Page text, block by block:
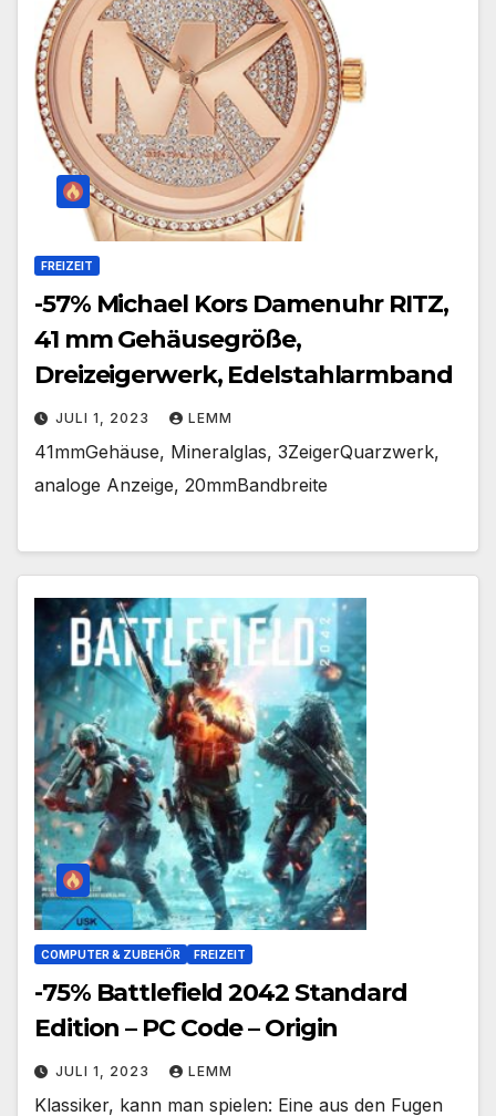
FREIZEIT
-57% Michael Kors Damenuhr RITZ,
41 mm Gehäusegröße,
Dreizeigerwerk, Edelstahlarmband
JULI 1, 2023 LEMM
41mmGehäuse, Mineralglas, 3ZeigerQuarzwerk,
analoge Anzeige, 20mmBandbreite
COMPUTER & ZUBEHÖR FREIZEIT
-75% Battlefield 2042 Standard
Edition – PC Code – Origin
JULI 1, 2023 LEMM
Klassiker, kann man spielen: Eine aus den Fugen